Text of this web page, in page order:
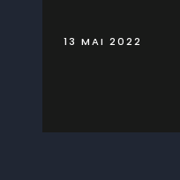
13 MAI 2022